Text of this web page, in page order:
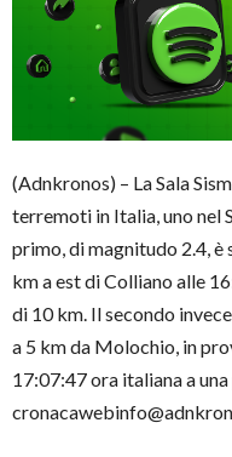
(Adnkronos) – La Sala
terremoti in Italia, uno nel
primo, di magnitudo 2.4,
km a est di Colliano alle
di 10 km. Il secondo
a 5 km da Molochio, in
17:07:47 ora italiana a